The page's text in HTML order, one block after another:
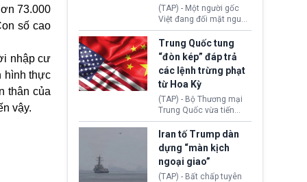
73.000
số cao
nhập cư
hình thực
thân của
vậy.
(TAP) - Một người gốc
Việt đang đối mặt nguy
cơ bị trục xuất khỏi Hoa
Kỳ sau khi đã chấp hành
xong bản án liên quan
đến tội ác từ hơn 30
năm trước tại California.
Trung Quốc tung
“đòn kép” đáp trả
các lệnh trừng phạt
từ Hoa Kỳ
(TAP) - Bộ Thương mại
Trung Quốc vừa tiến
hành áp đặt lệnh trừng
phạt lên hàng loạt thực
thể và siết chặt kiểm
soát xuất khẩu máy bay
không người lái (UAV)
sang Hoa Kỳ. Động thái
Iran tố Trump dàn
dựng “màn kịch
ngoại giao”
(TAP) - Bất chấp tuyên